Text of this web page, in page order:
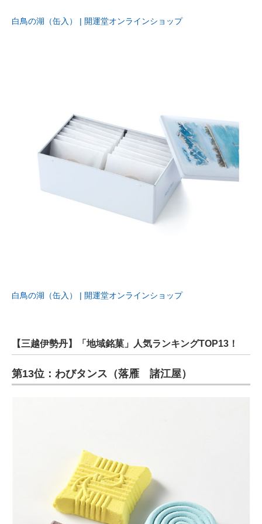
白鳥の湖（缶入） | 開運堂オンラインショップ
白鳥の湖（缶入） | 開運堂オンラインショップ
【三越伊勢丹】「地域銘菓」人気ランキングTOP13！
第13位：わびタンス（落雁 諸江屋）